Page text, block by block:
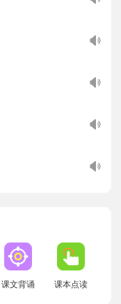
课文背诵 课本点读